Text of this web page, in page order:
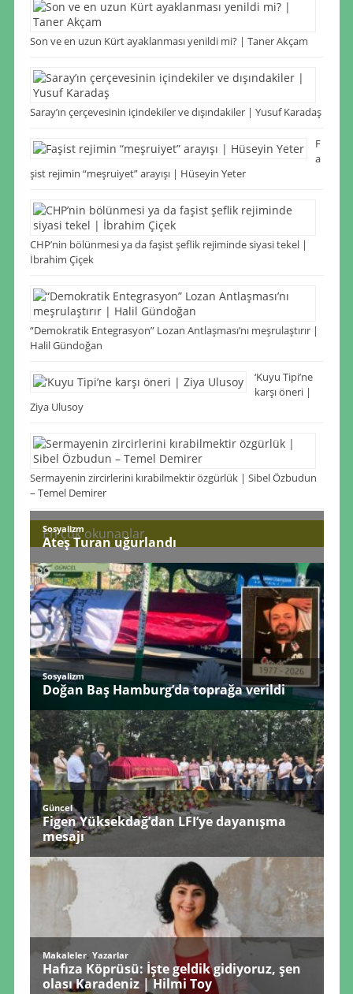
Son ve en uzun Kürt ayaklanması yenildi mi? | Taner Akçam
Saray’ın çerçevesinin içindekiler ve dışındakiler | Yusuf Karadaş
F
a
şist rejimin “meşruiyet” arayışı | Hüseyin Yeter
CHP’nin bölünmesi ya da faşist şeflik rejiminde siyasi tekel |
İbrahim Çiçek
“Demokratik Entegrasyon” Lozan Antlaşması’nı meşrulaştırır |
Halil Gündoğan
‘Kuyu Tipi’ne
karşı öneri |
Ziya Ulusoy
Sermayenin zircirlerini kırabilmektir özgürlük | Sibel Özbudun
– Temel Demirer
En çok okunanlar
Sosyalizm
Ateş Turan uğurlandı
Sosyalizm
Doğan Baş Hamburg’da toprağa verildi
Güncel
Figen Yüksekdağ’dan LFI’ye dayanışma
mesajı
Makaleler, Yazarlar
Hafıza Köprüsü: İşte geldik gidiyoruz, şen
olası Karadeniz | Hilmi Toy